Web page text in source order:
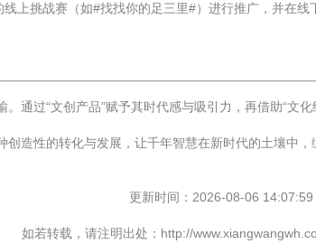
上挑战赛（如#找找你的足三里#）进行推广，并在
通过“文创产品”赋予其时代感与吸引力，再借助“文
造性的转化与发展，让千年智慧在新时代的土壤中，
更新时间：2026-08-06 14:07:59
如若转载，请注明出处：http://